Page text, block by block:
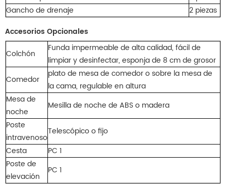
Gancho de drenaje
2 piezas
Accesorios Opcionales
Colchón
Funda impermeable de alta calidad, fácil de
limpiar y desinfectar, esponja de 8 cm de grosor
Comedor
plato de mesa de comedor o sobre la mesa de
la cama, regulable en altura
Mesa de
noche
Mesilla de noche de ABS o madera
Poste
intravenoso
Telescópico o fijo
Cesta
PC 1
Poste de
elevación
PC 1